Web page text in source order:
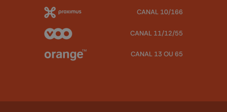
CANAL 10/166
CANAL 11/12/55
CANAL 13 OU 65